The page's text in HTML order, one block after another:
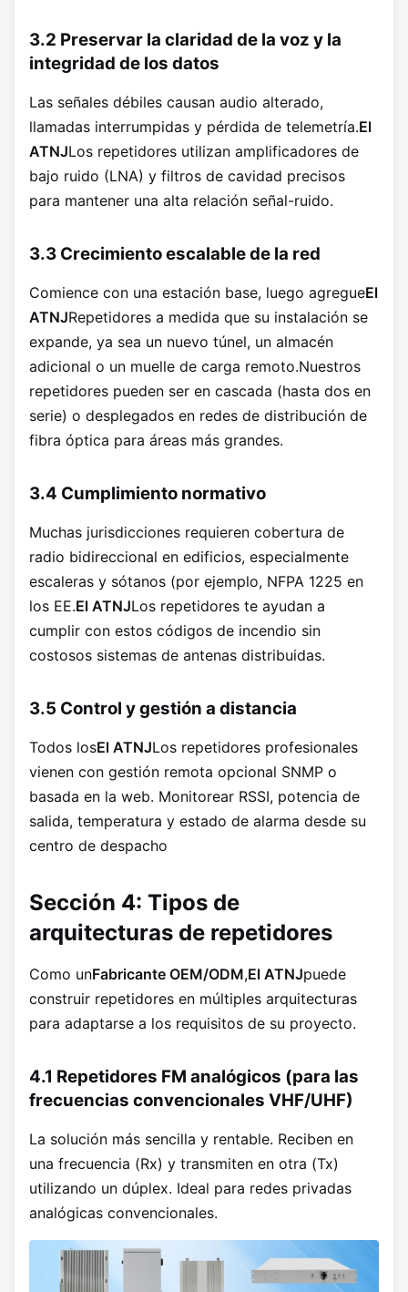
3.2 Preservar la claridad de la voz y la
integridad de los datos
Las señales débiles causan audio alterado,
llamadas interrumpidas y pérdida de telemetría.El
ATNJLos repetidores utilizan amplificadores de
bajo ruido (LNA) y filtros de cavidad precisos
para mantener una alta relación señal-ruido.
3.3 Crecimiento escalable de la red
Comience con una estación base, luego agregueEl
ATNJRepetidores a medida que su instalación se
expande, ya sea un nuevo túnel, un almacén
adicional o un muelle de carga remoto.Nuestros
repetidores pueden ser en cascada (hasta dos en
serie) o desplegados en redes de distribución de
fibra óptica para áreas más grandes.
3.4 Cumplimiento normativo
Muchas jurisdicciones requieren cobertura de
radio bidireccional en edificios, especialmente
escaleras y sótanos (por ejemplo, NFPA 1225 en
los EE.El ATNJLos repetidores te ayudan a
cumplir con estos códigos de incendio sin
costosos sistemas de antenas distribuidas.
3.5 Control y gestión a distancia
Todos losEl ATNJLos repetidores profesionales
vienen con gestión remota opcional SNMP o
basada en la web. Monitorear RSSI, potencia de
salida, temperatura y estado de alarma desde su
centro de despacho
Sección 4: Tipos de
arquitecturas de repetidores
Como unFabricante OEM/ODM,El ATNJpuede
construir repetidores en múltiples arquitecturas
para adaptarse a los requisitos de su proyecto.
4.1 Repetidores FM analógicos (para las
frecuencias convencionales VHF/UHF)
La solución más sencilla y rentable. Reciben en
una frecuencia (Rx) y transmiten en otra (Tx)
utilizando un dúplex. Ideal para redes privadas
analógicas convencionales.